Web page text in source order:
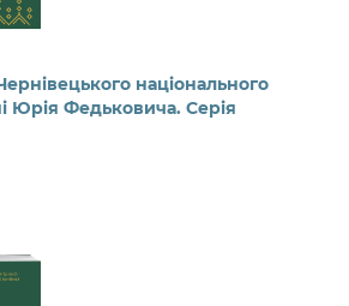
національного
Юрія Федьковича. Серія